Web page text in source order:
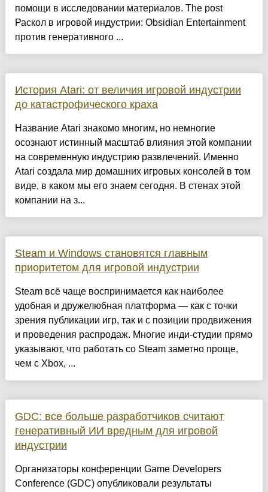
помощи в исследовании материалов. The post
Раскол в игровой индустрии: Obsidian Entertainment
против генеративного ...
История Atari: от величия игровой индустрии
до катастрофического краха
Название Atari знакомо многим, но немногие
осознают истинный масштаб влияния этой компании
на современную индустрию развлечений. Именно
Atari создала мир домашних игровых консолей в том
виде, в каком мы его знаем сегодня. В стенах этой
компании на з...
Steam и Windows становятся главным
приоритетом для игровой индустрии
Steam всё чаще воспринимается как наиболее
удобная и дружелюбная платформа — как с точки
зрения публикации игр, так и с позиции продвижения
и проведения распродаж. Многие инди-студии прямо
указывают, что работать со Steam заметно проще,
чем с Xbox, ...
GDC: все больше разработчиков считают
генеративный ИИ вредным для игровой
индустрии
Организаторы конференции Game Developers
Conference (GDC) опубликовали результаты